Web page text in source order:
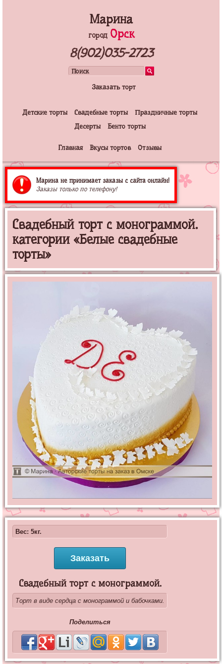
Марина
город Орск
8(902)035-2723
Заказать торт
Детские торты Свадебные торты
Праздничные торты
Десерты
Бенто торты
Главная Вкусы тортов Отзывы
Марина не принимает заказы с сайта онлайн!
Заказы только по телефону!
Свадебный торт с монограммой.
категории «Белые свадебные
торты»
Вес: 5кг.
Заказать
Свадебный торт с монограммой.
Торт в виде сердца с монограммой и бабочками.
Поделиться